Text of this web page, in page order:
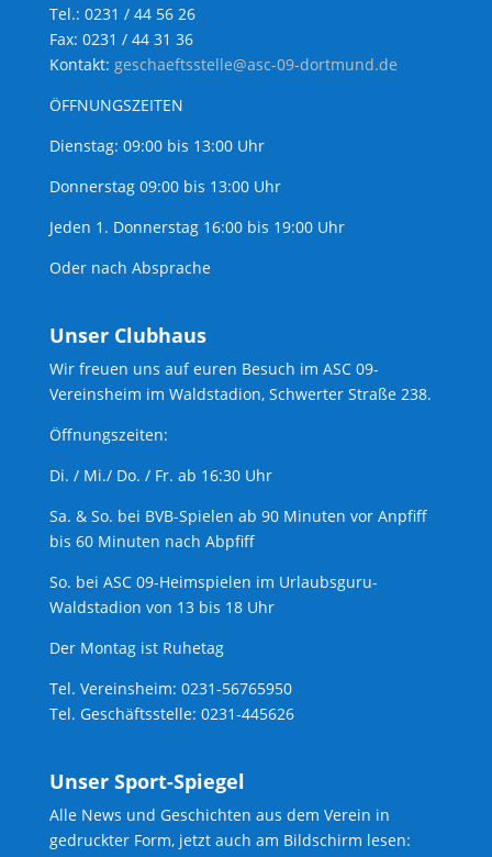
Tel.: 0231 / 44 56 26
Fax: 0231 / 44 31 36
Kontakt: geschaeftsstelle@asc-09-dortmund.de
ÖFFNUNGSZEITEN
Dienstag: 09:00 bis 13:00 Uhr
Donnerstag 09:00 bis 13:00 Uhr
Jeden 1. Donnerstag 16:00 bis 19:00 Uhr
Oder nach Absprache
Unser Clubhaus
Wir freuen uns auf euren Besuch im ASC 09-
Vereinsheim im Waldstadion, Schwerter Straße 238.
Öffnungszeiten:
Di. / Mi./ Do. / Fr. ab 16:30 Uhr
Sa. & So. bei BVB-Spielen ab 90 Minuten vor Anpfiff
bis 60 Minuten nach Abpfiff
So. bei ASC 09-Heimspielen im Urlaubsguru-
Waldstadion von 13 bis 18 Uhr
Der Montag ist Ruhetag
Tel. Vereinsheim: 0231-56765950
Tel. Geschäftsstelle: 0231-445626
Unser Sport-Spiegel
Alle News und Geschichten aus dem Verein in
gedruckter Form, jetzt auch am Bildschirm lesen: